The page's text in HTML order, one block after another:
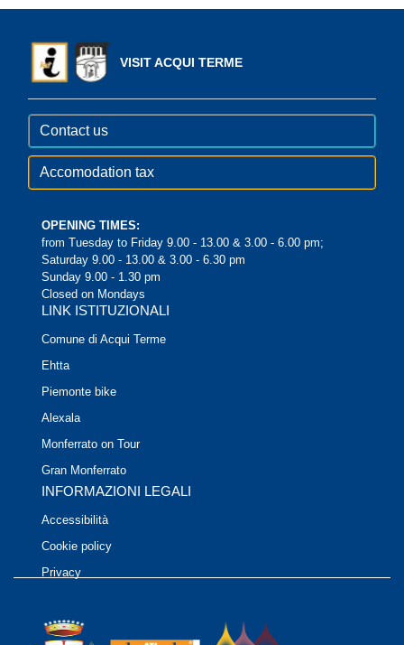
VISIT ACQUI TERME
Contact us
Accomodation tax
OPENING TIMES:
from Tuesday to Friday 9.00 - 13.00 & 3.00 - 6.00 pm;
Saturday 9.00 - 13.00 & 3.00 - 6.30 pm
Sunday 9.00 - 1.30 pm
Closed on Mondays
LINK ISTITUZIONALI
Comune di Acqui Terme
Ehtta
Piemonte bike
Alexala
Monferrato on Tour
Gran Monferrato
INFORMAZIONI LEGALI
Accessibilità
Cookie policy
Privacy